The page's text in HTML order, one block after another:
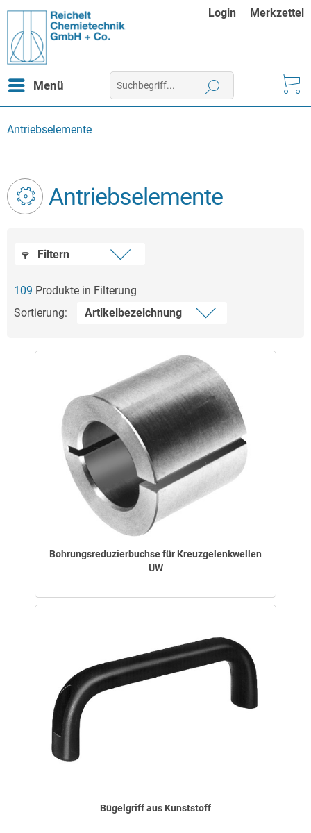
Login Merkzettel
Menü
Antriebselemente
Antriebselemente
Filtern
109 Produkte in Filterung
Sortierung:
Bohrungsreduzierbuchse für Kreuzgelenkwellen
UW
Bügelgriff aus Kunststoff